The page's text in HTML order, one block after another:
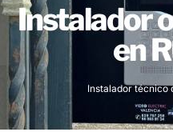
Instalador
en
Instalador técnico